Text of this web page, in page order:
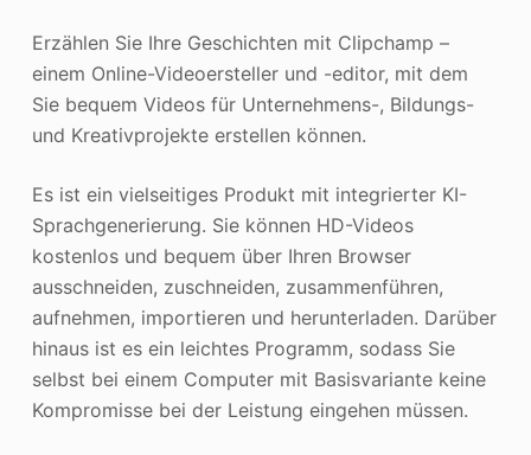
Erzählen Sie Ihre Geschichten mit Clipchamp –
einem Online-Videoersteller und -editor, mit dem
Sie bequem Videos für Unternehmens-, Bildungs-
und Kreativprojekte erstellen können.
Es ist ein vielseitiges Produkt mit integrierter KI-
Sprachgenerierung. Sie können HD-Videos
kostenlos und bequem über Ihren Browser
ausschneiden, zuschneiden, zusammenführen,
aufnehmen, importieren und herunterladen. Darüber
hinaus ist es ein leichtes Programm, sodass Sie
selbst bei einem Computer mit Basisvariante keine
Kompromisse bei der Leistung eingehen müssen.